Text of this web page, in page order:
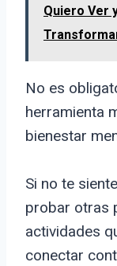
Quiero Ver
No es
herramienta
bienestar
Si no te
probar otras
actividades
conectar